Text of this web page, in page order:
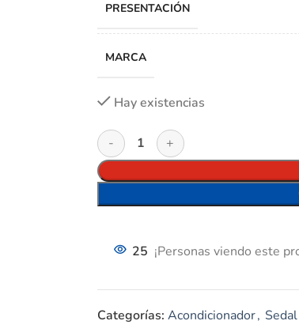
PRESENTACIÓN
MARCA
Hay existencias
25 ¡Personas viendo este
Categorías: Acondicionador,